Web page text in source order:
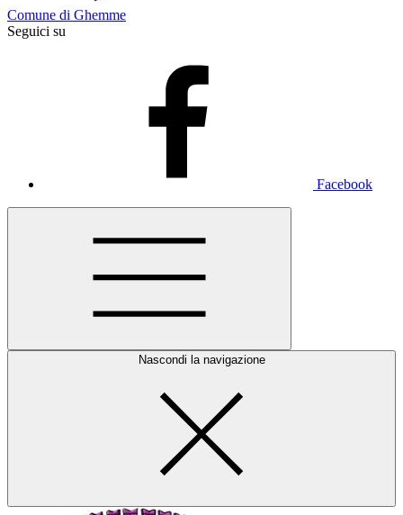
Comune di Ghemme
Seguici su
Facebook
Nascondi la navigazione